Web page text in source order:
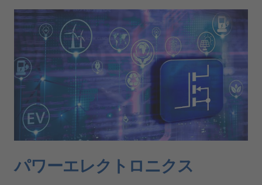
パワーエレクトロニクス